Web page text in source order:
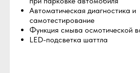
Автоматическая диагностика и
самотестирование
Функция смыва осмотической
LED-подсветка шаттла